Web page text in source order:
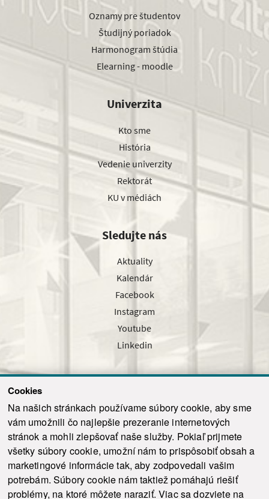
Cookies
Na našich stránkach používame súbory cookie, aby sme
vám umožnili čo najlepšie prezeranie internetových
stránok a mohli zlepšovať naše služby. Pokiaľ prijmete
všetky súbory cookie, umožní nám to prispôsobiť obsah a
marketingové informácie tak, aby zodpovedali vašim
potrebám. Súbory cookie nám taktiež pomáhajú riešiť
problémy, na ktoré môžete naraziť. Viac sa dozviete na
Oznamy pre študentov
Študijný poriadok
Harmonogram štúdia
Elearning - moodle
Univerzita
Kto sme
História
Vedenie univerzity
Rektorát
KU v médiách
Sledujte nás
Aktuality
Kalendár
Facebook
Instagram
Youtube
Linkedin
Odoslať